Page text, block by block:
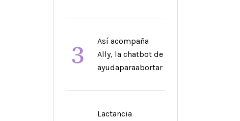
3
Así acompaña
Ally, la chatbot de
ayudaparaabortar
Lactancia